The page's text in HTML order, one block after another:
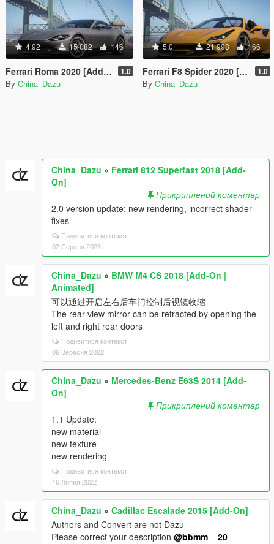
4.92 15 082 146
Ferrari Roma 2020 [Add-On] 1.0
By China_Dazu
5.0 21 998 166
Ferrari F8 Spider 2020 [Add-On] 1.0
By China_Dazu
China_Dazu » Ferrari 812 Superfast 2018 [Add-
On]
Прикриплений коментар
2.0 version update: new rendering, incorrect shader
fixes
Подивитися контекст
02 Серпня 2023
China_Dazu » BMW M4 CS 2018 [Add-On |
Animated]
可以通过开启左右后车门控制后视镜收缩
The rear view mirror can be retracted by opening the
left and right rear doors
Подивитися контекст
06 Вересня 2022
China_Dazu » Mercedes-Benz E63S 2014 [Add-
On]
Прикриплений коментар
1.1 Update:
new material
new texture
new rendering
Подивитися контекст
16 Липня 2022
China_Dazu » Cadillac Escalade 2015 [Add-On]
Authors and Convert are not Dazu
Please correct your description @bbmm__20